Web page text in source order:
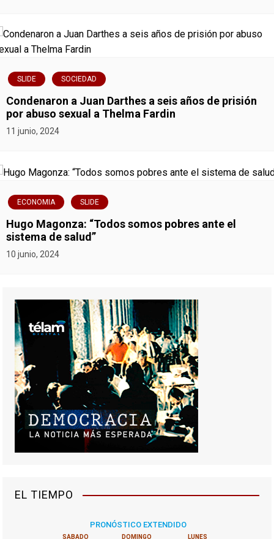
SLIDE SOCIEDAD
Condenaron a Juan Darthes a seis años de prisión
por abuso sexual a Thelma Fardin
11 junio, 2024
ECONOMIA SLIDE
Hugo Magonza: “Todos somos pobres ante el
sistema de salud”
10 junio, 2024
EL TIEMPO